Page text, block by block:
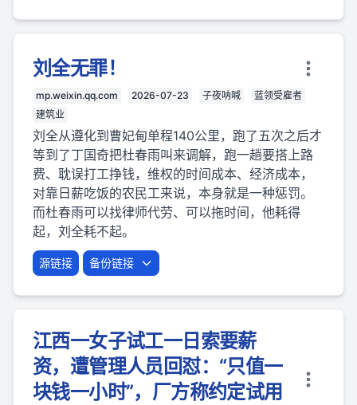
刘全无罪！
mp.weixin.qq.com 2026-07-23 子夜呐喊
蓝领受雇者
建筑业
刘全从遵化到曹妃甸单程140公里，跑了五次之后才
等到了丁国奇把杜春雨叫来调解，跑一趟要搭上路
费、耽误打工挣钱，维权的时间成本、经济成本，
对靠日薪吃饭的农民工来说，本身就是一种惩罚。
而杜春雨可以找律师代劳、可以拖时间，他耗得
起，刘全耗不起。
源链接 备份链接
江西一女子试工一日索要薪
资，遭管理人员回怼：“只值一
块钱一小时”，厂方称约定试用